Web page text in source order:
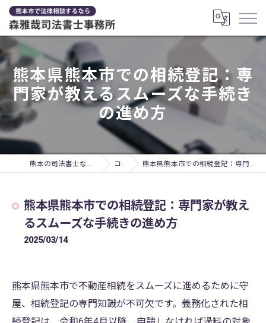
熊本県熊本市での相続登記：専
門家が教えるスムーズな手続き
の進め方
熊本の司法書士なら森雅哉司法書士事務所 コラム 熊本県熊本市での相続登記：専門家が教えるスムーズな手続きの進め方
熊本県熊本市での相続登記：専門家が教え
るスムーズな手続きの進め方
2025/03/14
熊本県熊本市で不動産相続をスムーズに進めるために守
屋、相続登記の専門知識が不可欠です。義務化された相